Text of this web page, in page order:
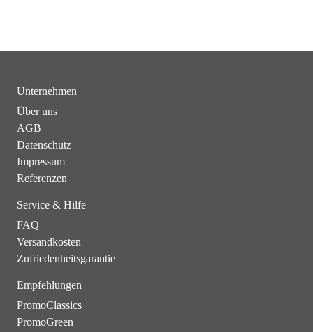
Unternehmen
Über uns
AGB
Datenschutz
Impressum
Referenzen
Service & Hilfe
FAQ
Versandkosten
Zufriedenheitsgarantie
Empfehlungen
PromoClassics
PromoGreen